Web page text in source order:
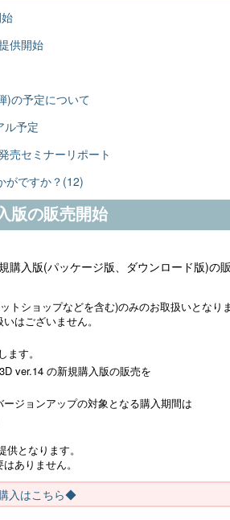
供開始
)の予定について
ル予定
売セミナーリポート
がですか？(12)
版の販売開始
入版(パッケージ版、ダウンロード版)の
トショップなどを含む)のみのお取扱いとなりま
はございません。
す。
ver.14 の新規購入版の販売を
ジョンアップの対象となる購入期間は
となります。
ありません。
入はこちら◆